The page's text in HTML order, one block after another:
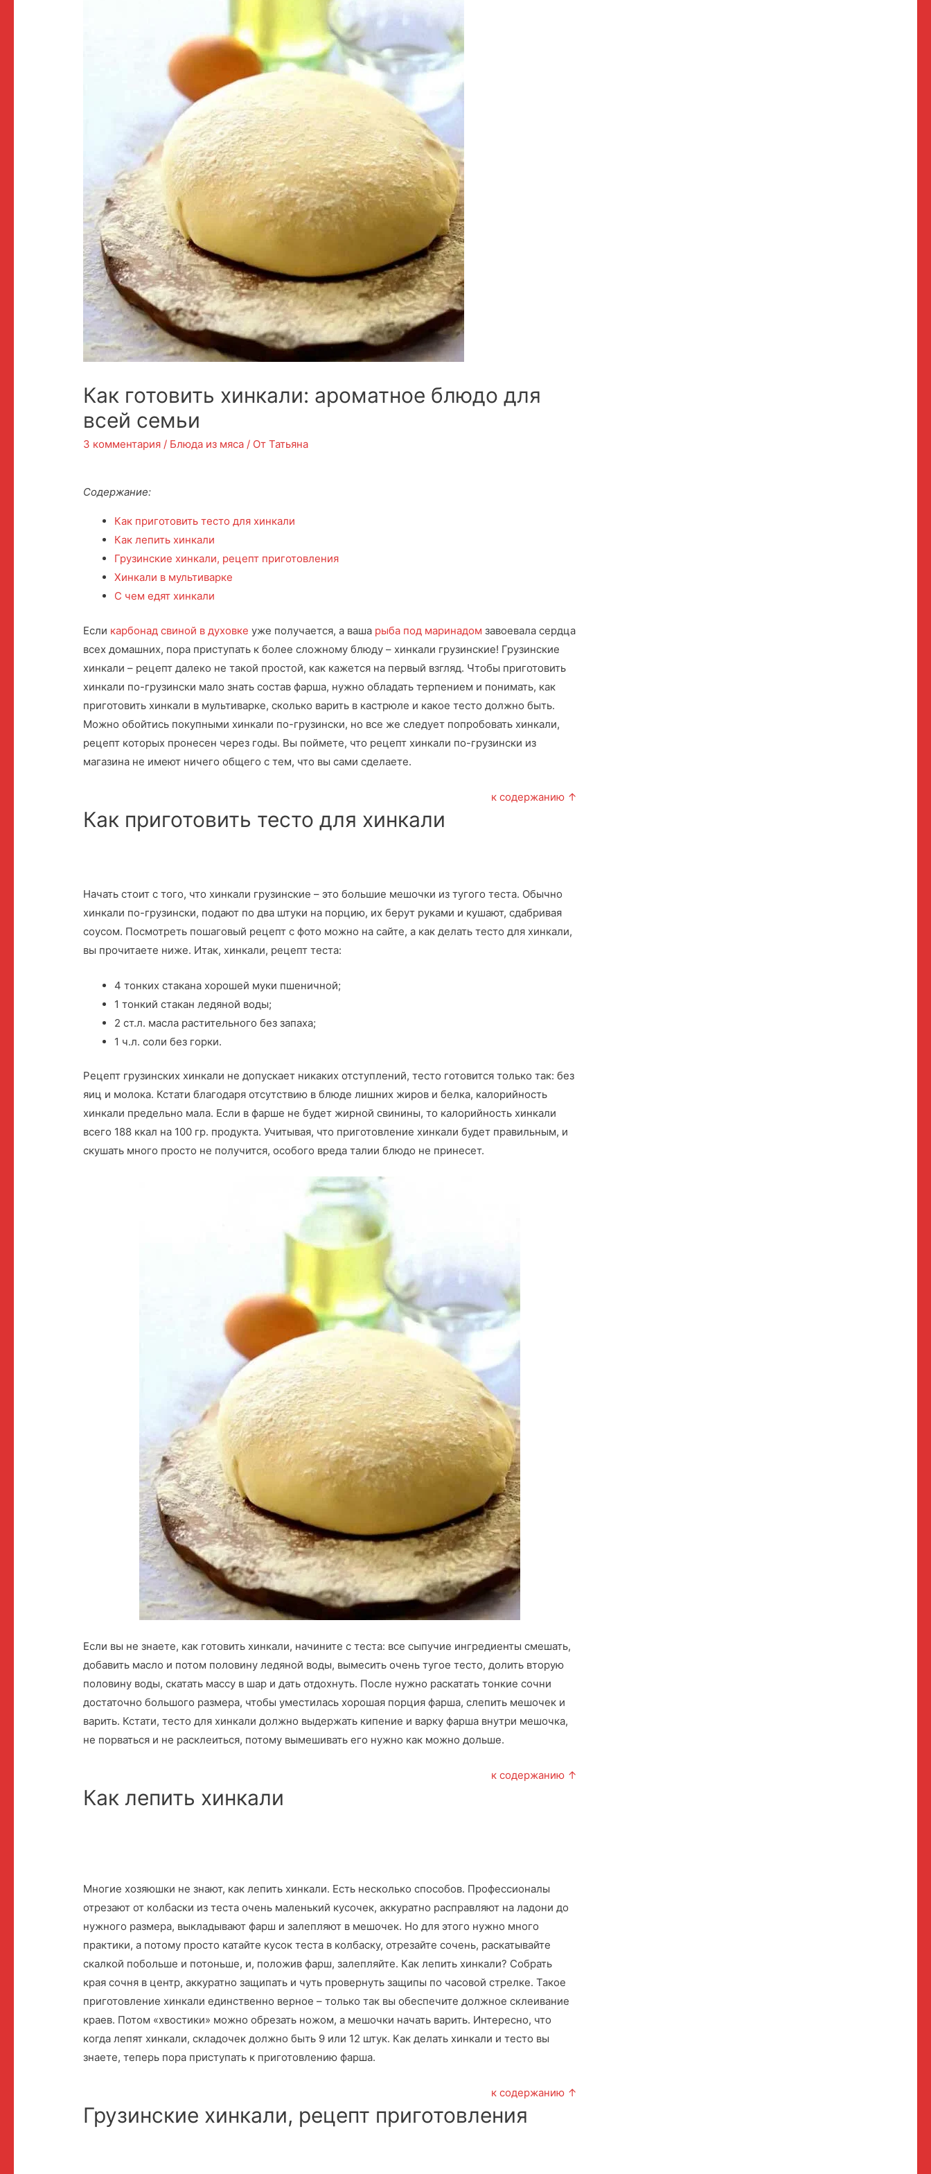
Как готовить хинкали: ароматное блюдо для
всей семьи
3 комментария / Блюда из мяса / ОтТатьяна
Содержание:
Как приготовить тесто для хинкали
Как лепить хинкали
Грузинские хинкали, рецепт приготовления
Хинкали в мультиварке
С чем едят хинкали
Если карбонад свиной в духовке уже получается, а ваша рыба под маринадом завоевала сердца
всех домашних, пора приступать к более сложному блюду – хинкали грузинские! Грузинские
хинкали – рецепт далеко не такой простой, как кажется на первый взгляд. Чтобы приготовить
хинкали по-грузински мало знать состав фарша, нужно обладать терпением и понимать, как
приготовить хинкали в мультиварке, сколько варить в кастрюле и какое тесто должно быть.
Можно обойтись покупными хинкали по-грузински, но все же следует попробовать хинкали,
рецепт которых пронесен через годы. Вы поймете, что рецепт хинкали по-грузински из
магазина не имеют ничего общего с тем, что вы сами сделаете.
к содержанию ↑
Как приготовить тесто для хинкали
Начать стоит с того, что хинкали грузинские – это большие мешочки из тугого теста. Обычно
хинкали по-грузински, подают по два штуки на порцию, их берут руками и кушают, сдабривая
соусом. Посмотреть пошаговый рецепт с фото можно на сайте, а как делать тесто для хинкали,
вы прочитаете ниже. Итак, хинкали, рецепт теста:
4 тонких стакана хорошей муки пшеничной;
1 тонкий стакан ледяной воды;
2 ст.л. масла растительного без запаха;
1 ч.л. соли без горки.
Рецепт грузинских хинкали не допускает никаких отступлений, тесто готовится только так: без
яиц и молока. Кстати благодаря отсутствию в блюде лишних жиров и белка, калорийность
хинкали предельно мала. Если в фарше не будет жирной свинины, то калорийность хинкали
всего 188 ккал на 100 гр. продукта. Учитывая, что приготовление хинкали будет правильным, и
скушать много просто не получится, особого вреда талии блюдо не принесет.
Если вы не знаете, как готовить хинкали, начините с теста: все сыпучие ингредиенты смешать,
добавить масло и потом половину ледяной воды, вымесить очень тугое тесто, долить вторую
половину воды, скатать массу в шар и дать отдохнуть. После нужно раскатать тонкие сочни
достаточно большого размера, чтобы уместилась хорошая порция фарша, слепить мешочек и
варить. Кстати, тесто для хинкали должно выдержать кипение и варку фарша внутри мешочка,
не порваться и не расклеиться, потому вымешивать его нужно как можно дольше.
к содержанию ↑
Как лепить хинкали
Многие хозяюшки не знают, как лепить хинкали. Есть несколько способов. Профессионалы
отрезают от колбаски из теста очень маленький кусочек, аккуратно расправляют на ладони до
нужного размера, выкладывают фарш и залепляют в мешочек. Но для этого нужно много
практики, а потому просто катайте кусок теста в колбаску, отрезайте сочень, раскатывайте
скалкой побольше и потоньше, и, положив фарш, залепляйте. Как лепить хинкали? Собрать
края сочня в центр, аккуратно защипать и чуть провернуть защипы по часовой стрелке. Такое
приготовление хинкали единственно верное – только так вы обеспечите должное склеивание
краев. Потом «хвостики» можно обрезать ножом, а мешочки начать варить. Интересно, что
когда лепят хинкали, складочек должно быть 9 или 12 штук. Как делать хинкали и тесто вы
знаете, теперь пора приступать к приготовлению фарша.
к содержанию ↑
Грузинские хинкали, рецепт приготовления